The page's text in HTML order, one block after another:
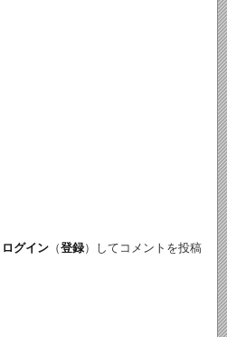
ログイン （登録）してコメントを投稿